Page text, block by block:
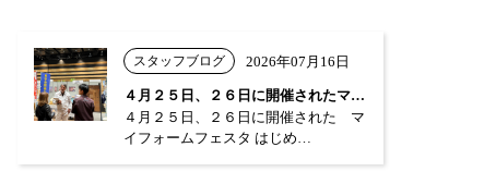
スタッフブログ 2026年07月16日
４月２５日、２６日に開催されたマイフォー…
４月２５日、２６日に開催された マ
イフォームフェスタ はじめ…